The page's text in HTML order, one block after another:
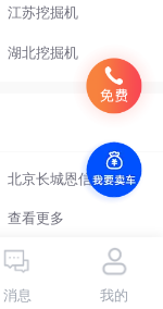
江苏挖掘机
湖北挖掘机
北京长城恩信WYL60
查看更多
消息 我的